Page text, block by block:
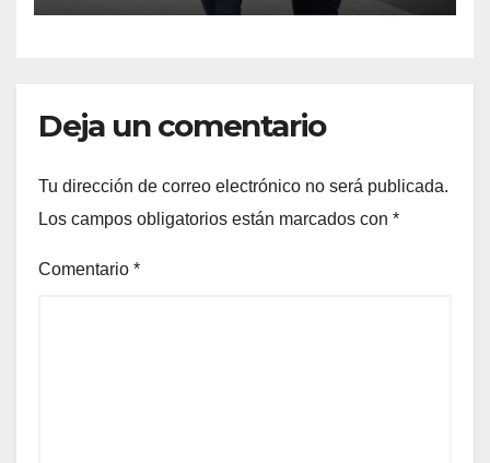
Deja un comentario
Tu dirección de correo electrónico no será publicada.
Los campos obligatorios están marcados con *
Comentario *